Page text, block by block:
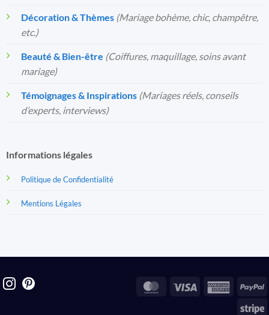
Décoration & Thèmes (Mariage bohème, chic, champêtre,
etc.)
Beauté & Bien-être (Coiffures, maquillage, soins avant
mariage)
Témoignages & Inspirations (Mariages réels, conseils
d’experts, interviews)
Informations légales
Politique de Confidentialité
Mentions Légales
MasterCard
Visa
American